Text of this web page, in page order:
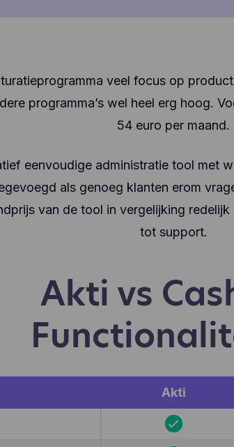
veel focus op
programma’s wel heel erg hoog.
54 euro per maand.
eenvoudige administratie tool met
als genoeg klanten erom
van de tool in vergelijking
tot support.
Akti vs
Akti